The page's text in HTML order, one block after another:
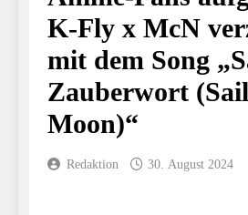
nach
5. August 2026
FW-M:
5. August
HZA-R:
Mehr als
München:
K-Fly x McN
mit dem Song
Zauberwort
Moon)“
Redaktion 30. August 2024